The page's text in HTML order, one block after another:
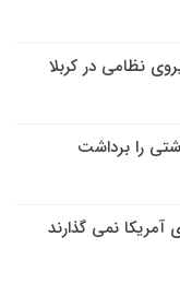
را برداشت
نمی گذارند